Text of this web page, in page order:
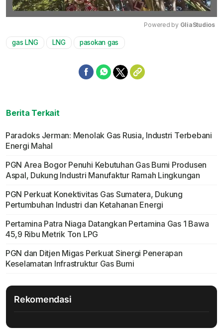
Powered by GliaStudios
gas LNG LNG pasokan gas
Berita Terkait
Paradoks Jerman: Menolak Gas Rusia, Industri Terbebani
Energi Mahal
PGN Area Bogor Penuhi Kebutuhan Gas Bumi Produsen
Aspal, Dukung Industri Manufaktur Ramah Lingkungan
PGN Perkuat Konektivitas Gas Sumatera, Dukung
Pertumbuhan Industri dan Ketahanan Energi
Pertamina Patra Niaga Datangkan Pertamina Gas 1 Bawa
45,9 Ribu Metrik Ton LPG
PGN dan Ditjen Migas Perkuat Sinergi Penerapan
Keselamatan Infrastruktur Gas Bumi
Rekomendasi